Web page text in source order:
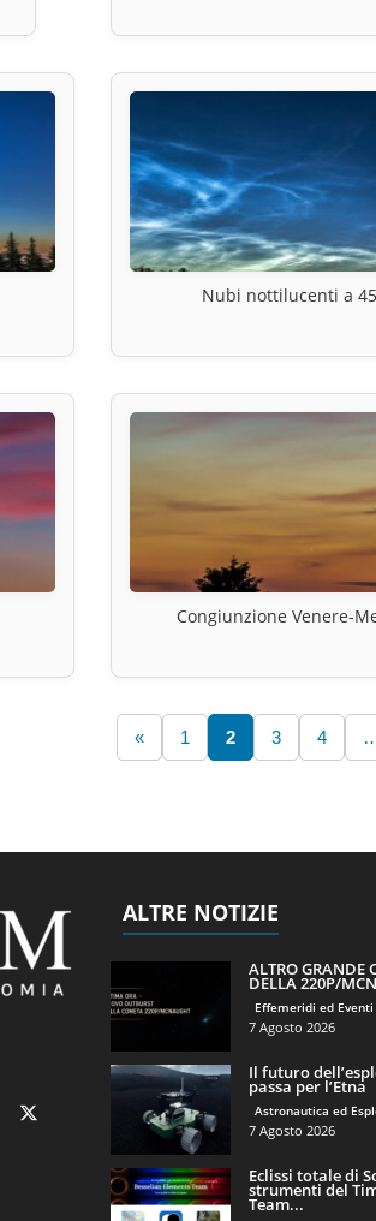
Nubi nottilucenti a
Congiunzione Venere-
« 1 2 3 4
ALTRE NOTIZIE
ALTRO GRANDE
DELLA 220P/
Effemeridi ed
7 Agosto 2026
Il futuro
passa per l’Etna
Astronautica ed
7 Agosto 2026
Eclissi totale di
strumenti del
Team...